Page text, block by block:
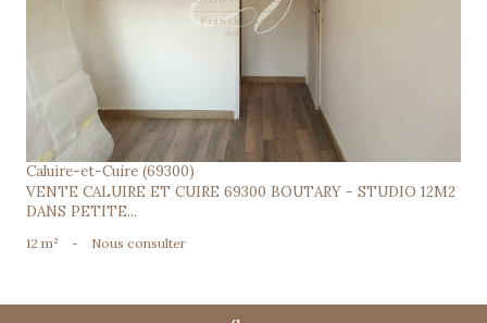
voir le bien
Caluire-et-Cuire (69300)
VENTE CALUIRE ET CUIRE 69300 BOUTARY - STUDIO 12M2
DANS PETITE...
12 m² - Nous consulter